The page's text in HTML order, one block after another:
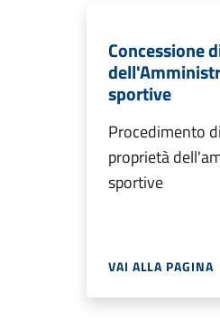
Concessione
sportive
Procedimento
proprietà
sportive
VAI ALLA PAGINA